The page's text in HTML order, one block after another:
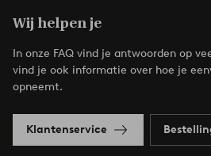
Wij helpen je
In onze FAQ vind je antwoorden op
vind je ook informatie over hoe je
opneemt.
Klantenservice